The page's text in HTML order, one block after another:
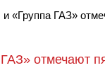
«Группа ГАЗ»
отмечают